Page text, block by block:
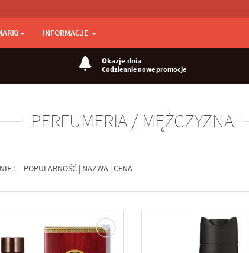
INFORMACJE
Okazje dnia
Codziennie nowe promocje
PERFUMERIA / MĘŻCZYZNA
: POPULARNOŚĆ | NAZWA | CENA